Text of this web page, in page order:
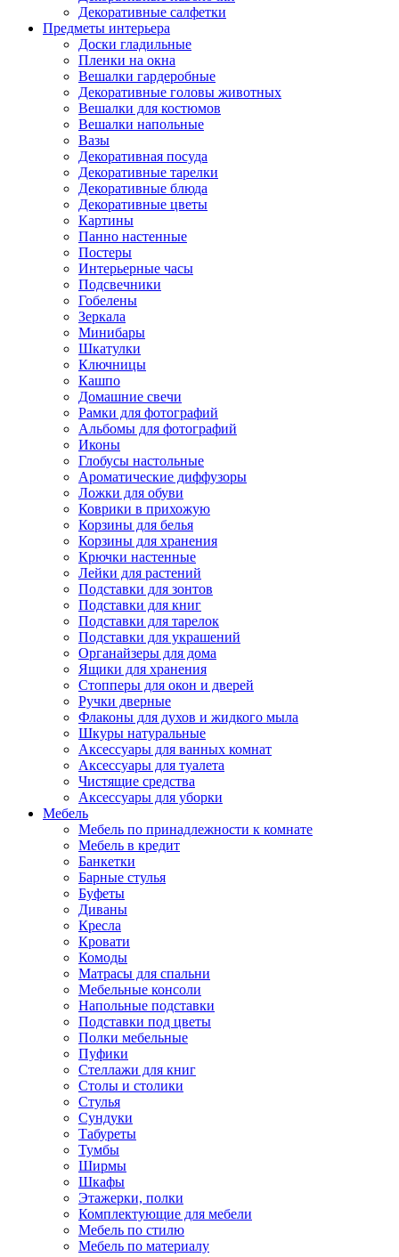
Декоративные салфетки
Предметы интерьера
Доски гладильные
Пленки на окна
Вешалки гардеробные
Декоративные головы животных
Вешалки для костюмов
Вешалки напольные
Вазы
Декоративная посуда
Декоративные тарелки
Декоративные блюда
Декоративные цветы
Картины
Панно настенные
Постеры
Интерьерные часы
Подсвечники
Гобелены
Зеркала
Минибары
Шкатулки
Ключницы
Кашпо
Домашние свечи
Рамки для фотографий
Альбомы для фотографий
Иконы
Глобусы настольные
Ароматические диффузоры
Ложки для обуви
Коврики в прихожую
Корзины для белья
Корзины для хранения
Крючки настенные
Лейки для растений
Подставки для зонтов
Подставки для книг
Подставки для тарелок
Подставки для украшений
Органайзеры для дома
Ящики для хранения
Стопперы для окон и дверей
Ручки дверные
Флаконы для духов и жидкого мыла
Шкуры натуральные
Аксессуары для ванных комнат
Аксессуары для туалета
Чистящие средства
Аксессуары для уборки
Мебель
Мебель по принадлежности к комнате
Мебель в кредит
Банкетки
Барные стулья
Буфеты
Диваны
Кресла
Кровати
Комоды
Матрасы для спальни
Мебельные консоли
Напольные подставки
Подставки под цветы
Полки мебельные
Пуфики
Стеллажи для книг
Столы и столики
Стулья
Сундуки
Табуреты
Тумбы
Ширмы
Шкафы
Этажерки, полки
Комплектующие для мебели
Мебель по стилю
Мебель по материалу